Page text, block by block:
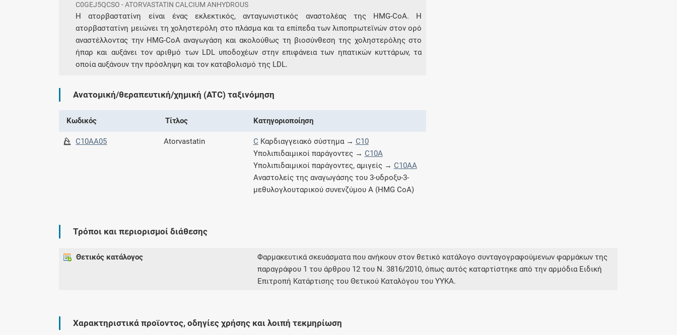
Συνδρομές
Μάθετε περισσότερα για τα οφέλη και τις
επιπλέον παροχές των συνδρομητικών
Ενδείξεις και αγωγές
Βρείτε θεραπευτικές ενδείξεις και αγωγές για
νόσους, συμπτώματα και ιατρικές πράξεις
σήμερα
C0GEJ5QCSO - ATORVASTATIN CALCIUM ANHYDROUS
H ατορβαστατίνη είναι ένας εκλεκτικός, ανταγωνιστικός αναστολέας της HMG-CoA. Η
ατορβαστατίνη μειώνει τη χοληστερόλη στο πλάσμα και τα επίπεδα των λιποπρωτεϊνών στον ορό
αναστέλλοντας την HMG-CoA αναγωγάση και ακολούθως τη βιοσύνθεση της χοληστερόλης στο
ήπαρ και αυξάνει τον αριθμό των LDL υποδοχέων στην επιφάνεια των ηπατικών κυττάρων, τα
οποία αυξάνουν την πρόσληψη και τον καταβολισμό της LDL.
Ανατομική/θεραπευτική/χημική (ATC) ταξινόμηση
Κωδικός Τίτλος Κατηγοριοποίηση
C10AA05 Atorvastatin C Καρδιαγγειακό σύστημα → C10
Υπολιπιδαιμικοί παράγοντες → C10A
Υπολιπιδαιμικοί παράγοντες, αμιγείς → C10AA
Αναστολείς της αναγωγάσης του 3-υδροξυ-3-
μεθυλογλουταρικού συνενζύμου Α (HMG CoA)
Τρόποι και περιορισμοί διάθεσης
Θετικός κατάλογος
Φαρμακευτικά σκευάσματα που ανήκουν στον θετικό κατάλογο συνταγογραφούμενων φαρμάκων της
παραγράφου 1 του άρθρου 12 του Ν. 3816/2010, όπως αυτός καταρτίστηκε από την αρμόδια Ειδική
Επιτροπή Κατάρτισης του Θετικού Καταλόγου του ΥΥΚΑ.
Χαρακτηριστικά προϊοντος, οδηγίες χρήσης και λοιπή τεκμηρίωση